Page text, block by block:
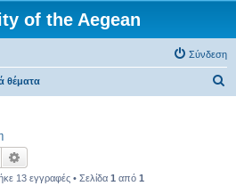
of the Aegean
Σύνδεση
θέματα
Αναζήτηση
13 εγγραφές • Σελίδα 1 από 1